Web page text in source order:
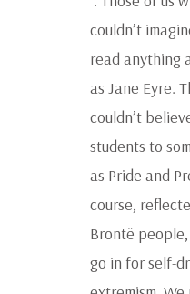
couldn’t
read anything
as Jane Eyre.
couldn’t
students to
as Pride and
course,
Brontë
go in for self-